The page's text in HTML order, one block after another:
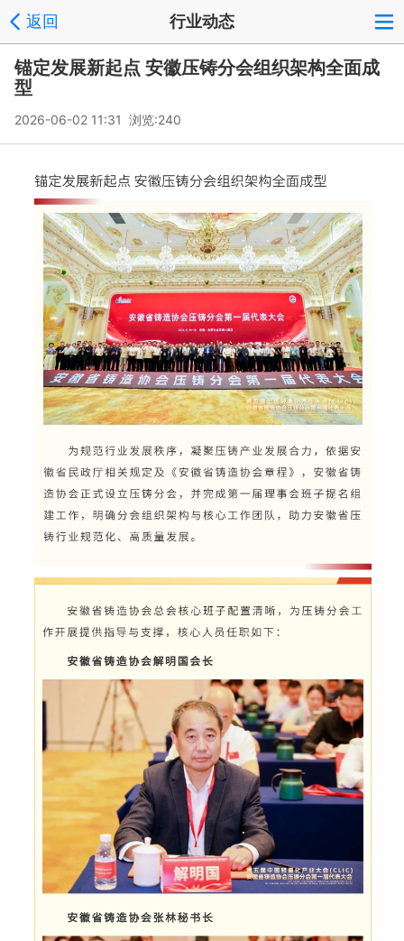
返回 行业动态
锚定发展新起点 安徽压铸分会组织架构全面成
型
2026-06-02 11:31 浏览:240